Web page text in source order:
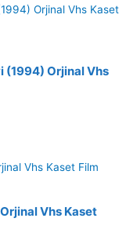
(1994) Orjinal Vhs
Vhs Kaset